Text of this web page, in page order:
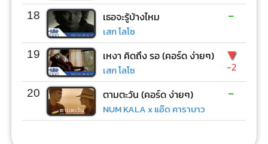
18 เธอจะรู้บ้างไหม
เสก โลโซ
-
19 เหงา คิดถึง รอ (คอร์ด ง่ายๆ)
เสก โลโซ
▼
-2
20 ตามตะวัน (คอร์ด ง่ายๆ)
NUM KALA x แอ๊ด คาราบาว
-